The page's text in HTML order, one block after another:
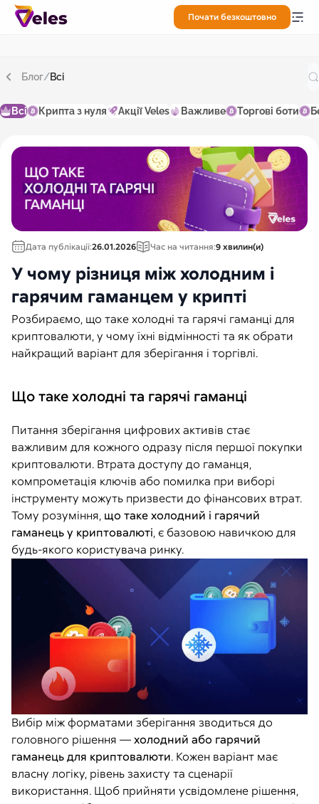
Почати безкоштовно
Блог/Всі
Всі Крипта з нуля Акції Veles Важливе Торгові боти
Дата публікації:26.01.2026 Час на читання:9 хвилин(и)
У чому різниця між холодним і
гарячим гаманцем у крипті
Розбираємо, що таке холодні та гарячі гаманці для
криптовалюти, у чому їхні відмінності та як обрати
найкращий варіант для зберігання і торгівлі.
Що таке холодні та гарячі гаманці
Питання зберігання цифрових активів стає
важливим для кожного одразу після першої покупки
криптовалюти. Втрата доступу до гаманця,
компрометація ключів або помилка при виборі
інструменту можуть призвести до фінансових втрат.
Тому розуміння, що таке холодний і гарячий
гаманець у криптовалюті, є базовою навичкою для
будь-якого користувача ринку.
Вибір між форматами зберігання зводиться до
головного рішення —холодний або гарячий
гаманець для криптовалюти. Кожен варіант має
власну логіку, рівень захисту та сценарії
використання. Щоб прийняти усвідомлене рішення,